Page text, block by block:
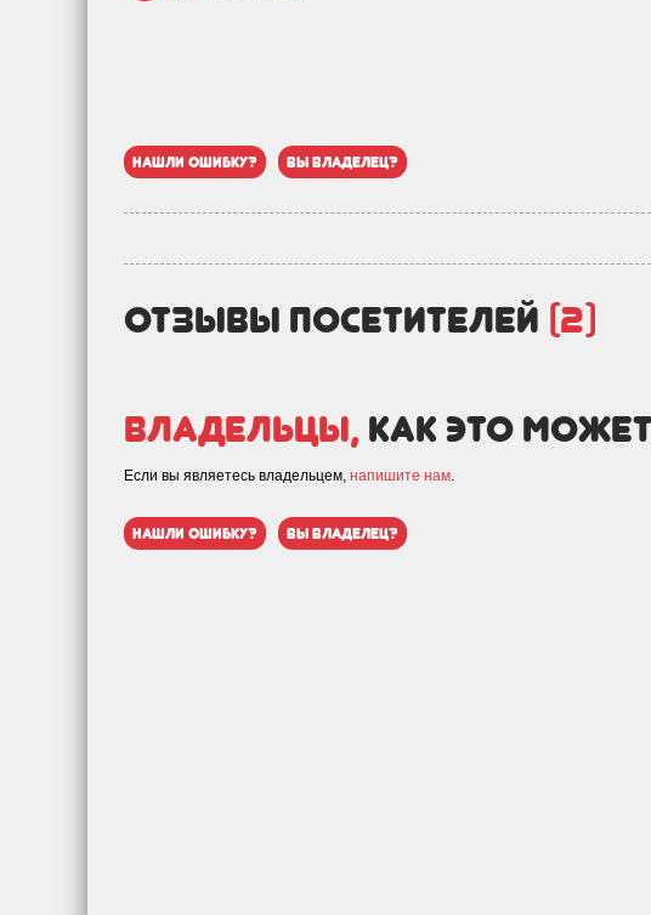
нашли ошибку? вы владелец?
отзывы посетителей (2)
Владельцы, как это
Если вы являетесь владельцем, напишите нам.
нашли ошибку? вы владелец?